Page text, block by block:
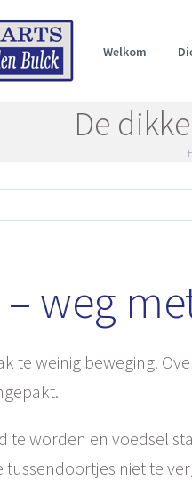
Welkom
De
weg
te weinig beweging.
te worden en voedsel
niet te